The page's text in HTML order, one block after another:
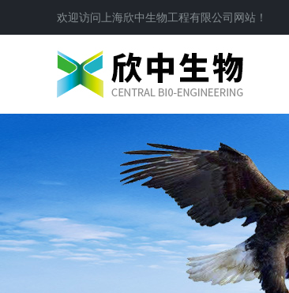
欢迎访问 上海欣中生物工程有限公司 网站！